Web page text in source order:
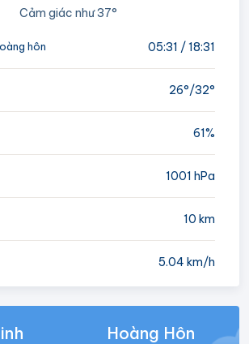
Cảm giác như37°
hôn 05:31 / 18:31
26°/32°
61%
1001 hPa
10 km
5.04 km/h
Hoàng Hôn